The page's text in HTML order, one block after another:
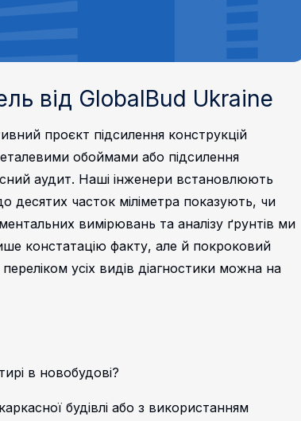
від GlobalBud Ukraine
проєкт підсилення конструкцій
обоймами або підсилення
аудит. Наші інженери встановлюють
десятих часток міліметра показують, чи
вимірювань та аналізу ґрунтів ми
констатацію факту, але й покроковий
усіх видів діагностики можна на
в новобудові?
будівлі або з використанням